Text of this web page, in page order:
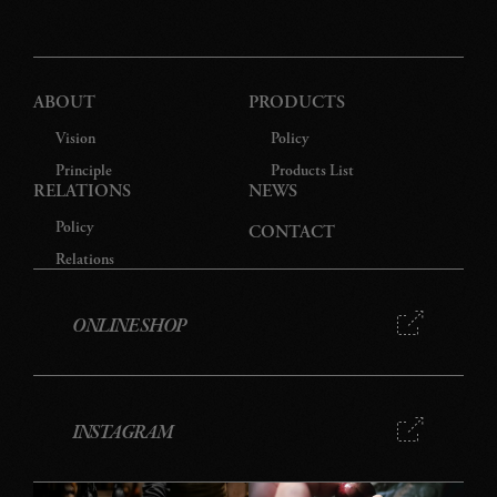
ABOUT
Vision
Principle
PRODUCTS
Policy
Products List
RELATIONS
Policy
Relations
NEWS
CONTACT
ONLINE SHOP
INSTAGRAM